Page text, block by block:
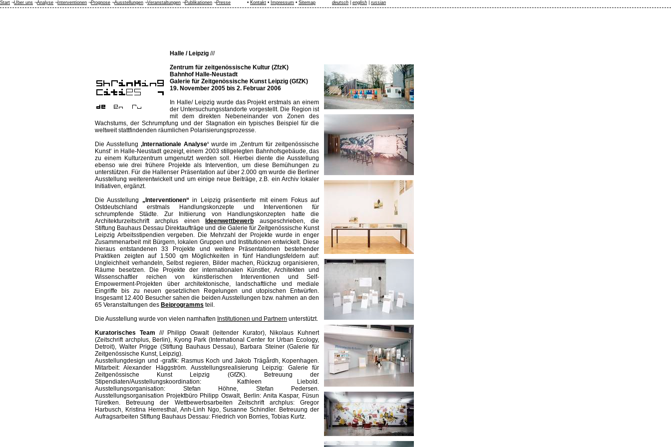
Halle / Leipzig ///
Zentrum für zeitgenössische Kultur (ZfzK)
Bahnhof Halle-Neustadt
Galerie für Zeitgenössische Kunst Leipzig (GfZK)
19. November 2005 bis 2. Februar 2006
In Halle/ Leipzig wurde das Projekt erstmals an einem
der Untersuchungsstandorte vorgestellt. Die Region ist
mit dem direkten Nebeneinander von Zonen des
Wachstums, der Schrumpfung und der Stagnation ein typisches Beispiel für die
weltweit stattfindenden räumlichen Polarisierungsprozesse.
Die Ausstellung ‚Internationale Analyse‘wurde im ‚Zentrum für zeitgenössische
Kunst‘ in Halle-Neustadt gezeigt, einem 2003 stillgelegten Bahnhofsgebäude, das
zu einem Kulturzentrum umgenutzt werden soll. Hierbei diente die Ausstellung
ebenso wie drei frühere Projekte als Intervention, um diese Bemühungen zu
unterstützen. Für die Hallenser Präsentation auf über 2.000 qm wurde die Berliner
Ausstellung weiterentwickelt und um einige neue Beiträge, z.B. ein Archiv lokaler
Initiativen, ergänzt.
Die Ausstellung „Interventionen“ in Leipzig präsentierte mit einem Fokus auf
Ostdeutschland erstmals Handlungskonzepte und Interventionen für
schrumpfende Städte. Zur Initiierung von Handlungskonzepten hatte die
Architekturzeitschrift archplus einen
Ideenwettbewerb ausgeschrieben, die
Stiftung Bauhaus Dessau Direktaufträge und die Galerie für Zeitgenössische Kunst
Leipzig Arbeitsstipendien vergeben. Die Mehrzahl der Projekte wurde in enger
Zusammenarbeit mit Bürgern, lokalen Gruppen und Institutionen entwickelt. Diese
hieraus entstandenen 33 Projekte und weitere Präsentationen bestehender
Praktiken zeigten auf 1.500 qm Möglichkeiten in fünf Handlungsfeldern auf:
Ungleichheit verhandeln, Selbst regieren, Bilder machen, Rückzug organisieren,
Räume besetzen. Die Projekte der internationalen Künstler, Architekten und
Wissenschaftler reichen von künstlerischen Interventionen und Self-
Empowerment-Projekten über architektonische, landschaftliche und mediale
Eingriffe bis zu neuen gesetzlichen Regelungen und utopischen Entwürfen.
Insgesamt 12.400 Besucher sahen die beiden Ausstellungen bzw. nahmen an den
65 Veranstaltungen des Beiprogramms teil.
Die Ausstellung wurde von vielen namhaften Institutionen und Partnern unterstützt.
Kuratorisches Team /// Philipp Oswalt (leitender Kurator), Nikolaus Kuhnert
(Zeitschrift archplus, Berlin), Kyong Park (International Center for Urban Ecology,
Detroit), Walter Prigge (Stiftung Bauhaus Dessau), Barbara Steiner (Galerie für
Zeitgenössische Kunst, Leipzig).
Ausstellungdesign und -grafik: Rasmus Koch und Jakob Trägårdh, Kopenhagen.
Mitarbeit: Alexander Häggström. Ausstellungsrealisierung Leipzig: Galerie für
Zeitgenössische Kunst Leipzig (GfZK). Betreuung der
Stipendiaten/Ausstellungskoordination: Kathleen Liebold.
Ausstellungsorganisation: Stefan Höhne, Stefan Pedersen.
Ausstellungsorganisation Projektbüro Philipp Oswalt, Berlin: Anita Kaspar, Füsun
Türetken. Betreuung der Wettbewerbsarbeiten Zeitschrift archplus: Gregor
Harbusch, Kristina Herresthal, Anh-Linh Ngo, Susanne Schindler. Betreuung der
Aufragsarbeiten Stiftung Bauhaus Dessau: Friedrich von Borries, Tobias Kurtz.
Start ¬Über uns ¬Analyse ¬ Interventionen ¬Prognose ¬Ausstellungen ¬Veranstaltungen ¬Publikationen ¬Presse • Kontakt • Impressum • Sitemap deutsch english russian